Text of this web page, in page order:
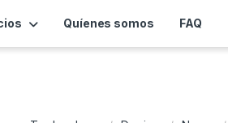
Quíenes somos FAQ